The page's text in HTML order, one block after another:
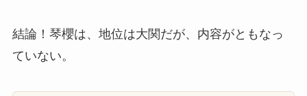
結論！琴櫻は、地位は大関だが、内容がともなっ
ていない。